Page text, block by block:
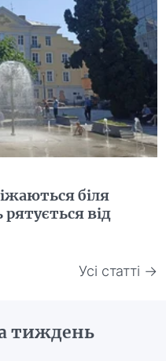
біля
від
Усі статті →
тиждень